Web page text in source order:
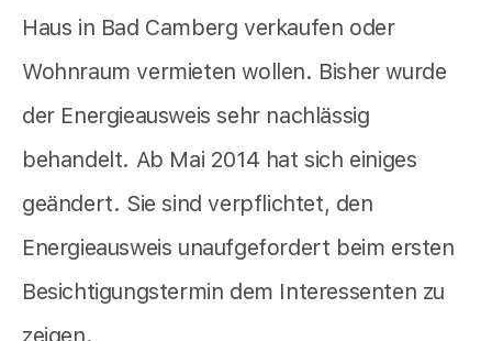
Haus in Bad Camberg verkaufen oder
Wohnraum vermieten wollen. Bisher wurde
der Energieausweis sehr nachlässig
behandelt. Ab Mai 2014 hat sich einiges
geändert. Sie sind verpflichtet, den
Energieausweis unaufgefordert beim ersten
Besichtigungstermin dem Interessenten zu
zeigen.